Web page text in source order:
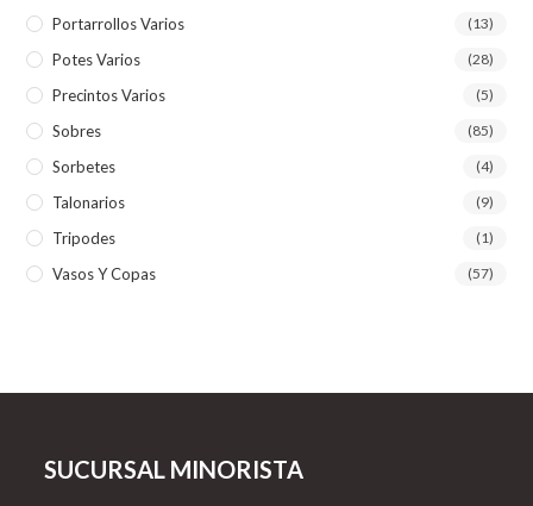
Portarrollos Varios (13)
Potes Varios (28)
Precintos Varios (5)
Sobres (85)
Sorbetes (4)
Talonarios (9)
Tripodes (1)
Vasos Y Copas (57)
SUCURSAL MINORISTA